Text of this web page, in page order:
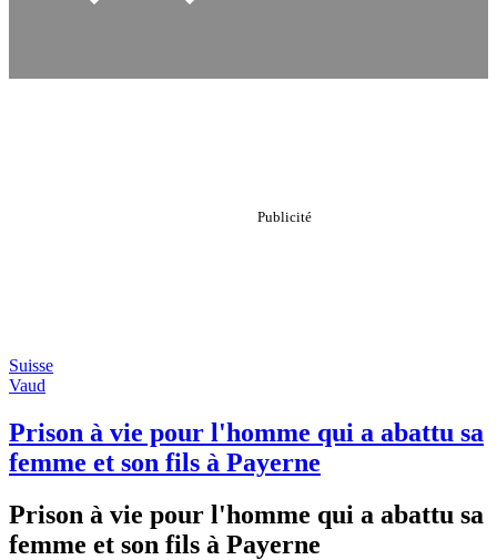
Suisse
Vaud
Prison à vie pour l'homme qui a abattu sa
femme et son fils à Payerne
Prison à vie pour l'homme qui a abattu sa
femme et son fils à Payerne